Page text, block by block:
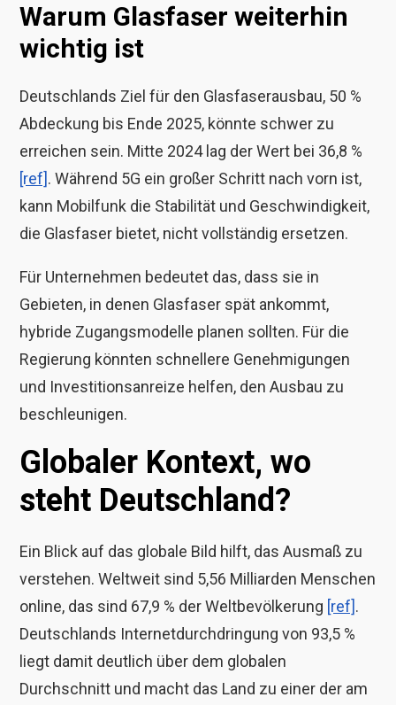
Warum Glasfaser weiterhin
wichtig ist
Deutschlands Ziel für den Glasfaserausbau, 50 %
Abdeckung bis Ende 2025, könnte schwer zu
erreichen sein. Mitte 2024 lag der Wert bei 36,8 %
[ref]. Während 5G ein großer Schritt nach vorn ist,
kann Mobilfunk die Stabilität und Geschwindigkeit,
die Glasfaser bietet, nicht vollständig ersetzen.
Für Unternehmen bedeutet das, dass sie in
Gebieten, in denen Glasfaser spät ankommt,
hybride Zugangsmodelle planen sollten. Für die
Regierung könnten schnellere Genehmigungen
und Investitionsanreize helfen, den Ausbau zu
beschleunigen.
Globaler Kontext, wo
steht Deutschland?
Ein Blick auf das globale Bild hilft, das Ausmaß zu
verstehen. Weltweit sind 5,56 Milliarden Menschen
online, das sind 67,9 % der Weltbevölkerung [ref].
Deutschlands Internetdurchdringung von 93,5 %
liegt damit deutlich über dem globalen
Durchschnitt und macht das Land zu einer der am